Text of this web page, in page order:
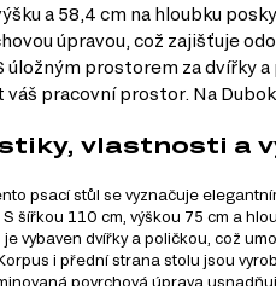
a 58,4 cm na hloubku
úpravou, což zajišťuje
úložným prostorem za dvířky
pracovní prostor. Na
vlastnosti a
psací stůl se vyznačuje
S šířkou 110 cm, výškou 75 cm a
je vybaven dvířky a poličkou, což
i přední strana stolu jsou
povrchová úprava